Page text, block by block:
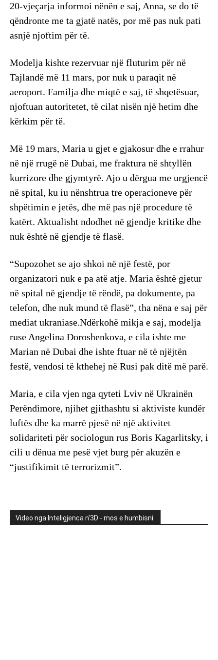
20-vjeçarja informoi nënën e saj, Anna, se do të
qëndronte me ta gjatë natës, por më pas nuk pati
asnjë njoftim për të.
Modelja kishte rezervuar një fluturim për në
Tajlandë më 11 mars, por nuk u paraqit në
aeroport. Familja dhe miqtë e saj, të shqetësuar,
njoftuan autoritetet, të cilat nisën një hetim dhe
kërkim për të.
Më 19 mars, Maria u gjet e gjakosur dhe e rrahur
në një rrugë në Dubai, me fraktura në shtyllën
kurrizore dhe gjymtyrë. Ajo u dërgua me urgjencë
në spital, ku iu nënshtrua tre operacioneve për
shpëtimin e jetës, dhe më pas një procedure të
katërt. Aktualisht ndodhet në gjendje kritike dhe
nuk është në gjendje të flasë.
“Supozohet se ajo shkoi në një festë, por
organizatori nuk e pa atë atje. Maria është gjetur
në spital në gjendje të rëndë, pa dokumente, pa
telefon, dhe nuk mund të flasë”, tha nëna e saj për
mediat ukraniase.Ndërkohë mikja e saj, modelja
ruse Angelina Doroshenkova, e cila ishte me
Marian në Dubai dhe ishte ftuar në të njëjtën
festë, vendosi të kthehej në Rusi pak ditë më parë.
Maria, e cila vjen nga qyteti Lviv në Ukrainën
Perëndimore, njihet gjithashtu si aktiviste kundër
luftës dhe ka marrë pjesë në një aktivitet
solidariteti për sociologun rus Boris Kagarlitsky, i
cili u dënua me pesë vjet burg për akuzën e
“justifikimit të terrorizmit”.
Video nga Inteligjenca n'3D - mos e humbisni: